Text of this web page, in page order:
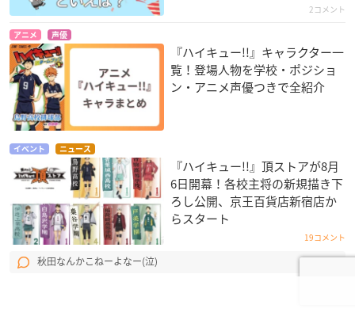
2コメント
アニメ 声優
『ハイキュー!!』キャラクター一
覧！登場人物を学校・ポジショ
ン・アニメ声優つきで全紹介
イベント ニュース
『ハイキュー!!』頂ストアが8月
6日開幕！各校主将の新規描き下
ろし公開、京王百貨店新宿店か
らスタート
19コメント
秋田なんかこねーよなー(泣)